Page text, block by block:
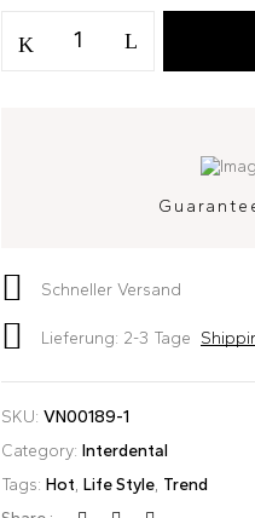
Schneller Versand
Lieferung: 2-3 Tage
SKU:VN00189-1
Category:Interdental
Tags:Hot,Life Style, Trend